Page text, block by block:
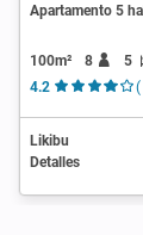
Apartamento 5
100m² 8 5
4.2
(
Likibu
Detalles